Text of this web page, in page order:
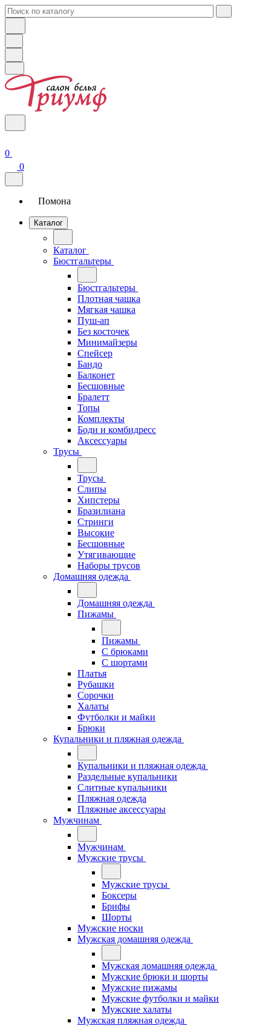
0
0
Помона
Каталог
Каталог
Бюстгальтеры
Бюстгальтеры
Плотная чашка
Мягкая чашка
Пуш-ап
Без косточек
Минимайзеры
Спейсер
Бандо
Балконет
Бесшовные
Бралетт
Топы
Комплекты
Боди и комбидресс
Аксессуары
Трусы
Трусы
Слипы
Хипстеры
Бразилиана
Стринги
Высокие
Бесшовные
Утягивающие
Наборы трусов
Домашняя одежда
Домашняя одежда
Пижамы
Пижамы
С брюками
С шортами
Платья
Рубашки
Сорочки
Халаты
Футболки и майки
Брюки
Купальники и пляжная одежда
Купальники и пляжная одежда
Раздельные купальники
Слитные купальники
Пляжная одежда
Пляжные аксессуары
Мужчинам
Мужчинам
Мужские трусы
Мужские трусы
Боксеры
Брифы
Шорты
Мужские носки
Мужская домашняя одежда
Мужская домашняя одежда
Мужские брюки и шорты
Мужские пижамы
Мужские футболки и майки
Мужские халаты
Мужская пляжная одежда